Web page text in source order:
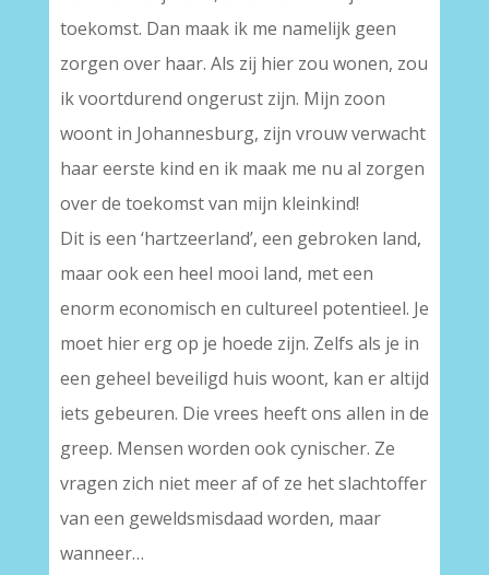
toekomst. Dan maak ik me namelijk geen
zorgen over haar. Als zij hier zou wonen, zou
ik voortdurend ongerust zijn. Mijn zoon
woont in Johannesburg, zijn vrouw verwacht
haar eerste kind en ik maak me nu al zorgen
over de toekomst van mijn kleinkind!
Dit is een ‘hartzeerland’, een gebroken land,
maar ook een heel mooi land, met een
enorm economisch en cultureel potentieel. Je
moet hier erg op je hoede zijn. Zelfs als je in
een geheel beveiligd huis woont, kan er altijd
iets gebeuren. Die vrees heeft ons allen in de
greep. Mensen worden ook cynischer. Ze
vragen zich niet meer af of ze het slachtoffer
van een geweldsmisdaad worden, maar
wanneer…